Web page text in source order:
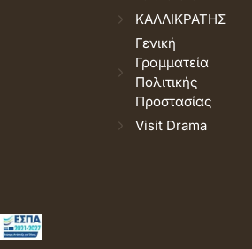
ΚΑΛΛΙΚΡΑΤΗΣ
Γενική
Γραμματεία
Πολιτικής
Προστασίας
Visit Drama